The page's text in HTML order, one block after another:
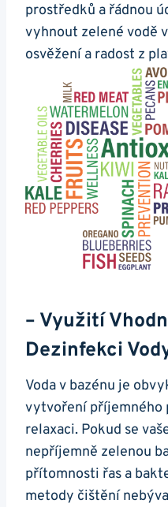
prostředků a řádnou
vyhnout zelené vodě
osvěžení a radost z
– Využití
Dezinfekci
Voda v bazénu je
vytvoření příjemného
relaxaci. Pokud se
nepříjemně zelenou
přítomnosti řas a
metody čištění